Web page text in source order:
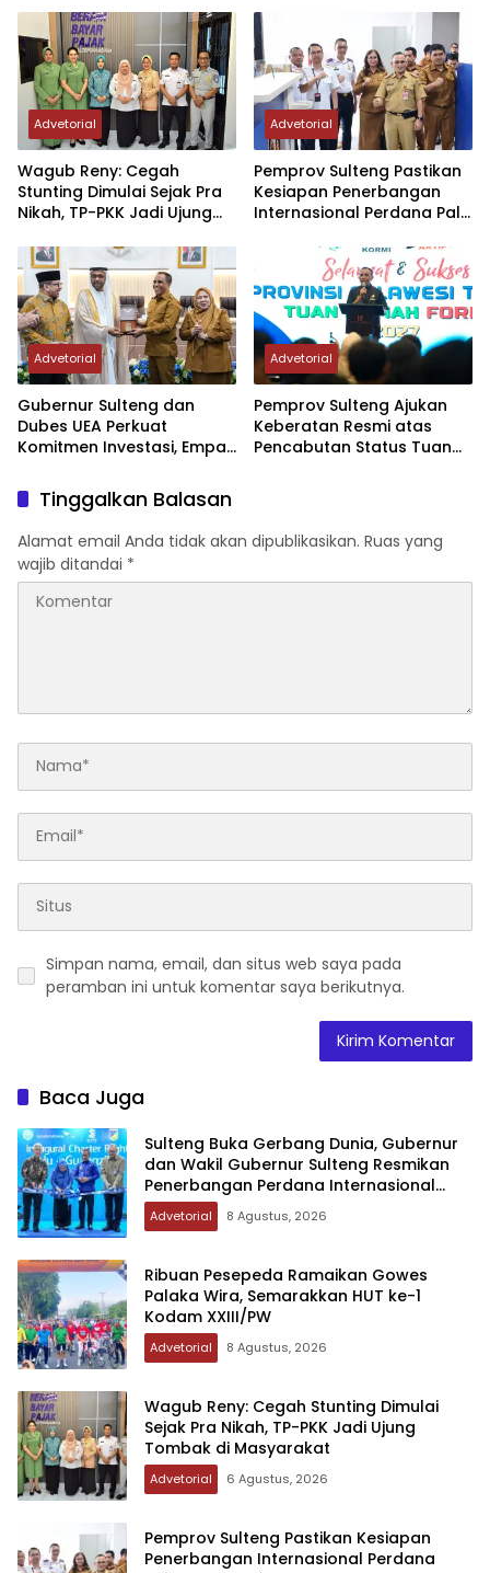
Perdana Internasional
Palu-Guangzhou
Advetorial
Wagub Reny: Cegah
Stunting Dimulai Sejak Pra
Nikah, TP-PKK Jadi Ujung
Advetorial
Pemprov Sulteng Pastikan
Kesiapan Penerbangan
Internasional Perdana Palu
Advetorial
Gubernur Sulteng dan
Dubes UEA Perkuat
Komitmen Investasi, Empat
Advetorial
Pemprov Sulteng Ajukan
Keberatan Resmi atas
Pencabutan Status Tuan
Tinggalkan Balasan
Alamat email Anda tidak akan dipublikasikan. Ruas yang
wajib ditandai *
Simpan nama, email, dan situs web saya pada
peramban ini untuk komentar saya berikutnya.
Baca Juga
Sulteng Buka Gerbang Dunia, Gubernur
dan Wakil Gubernur Sulteng Resmikan
Penerbangan Perdana Internasional
Palu-Guangzhou
Advetorial 8 Agustus, 2026
Ribuan Pesepeda Ramaikan Gowes
Palaka Wira, Semarakkan HUT ke-1
Kodam XXIII/PW
Advetorial 8 Agustus, 2026
Wagub Reny: Cegah Stunting Dimulai
Sejak Pra Nikah, TP-PKK Jadi Ujung
Tombak di Masyarakat
Advetorial 6 Agustus, 2026
Pemprov Sulteng Pastikan Kesiapan
Penerbangan Internasional Perdana